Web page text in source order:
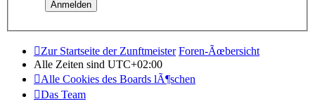
Zur Startseite der Zunftmeister Foren-Ãœbersicht
Alle Zeiten sind UTC+02:00
Alle Cookies des Boards lÃ¶schen
Das Team